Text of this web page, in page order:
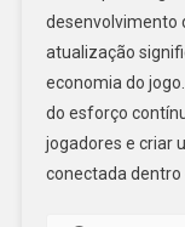
desenvolvimento
atualização
economia do
do esforço
jogadores e criar
conectada dentro